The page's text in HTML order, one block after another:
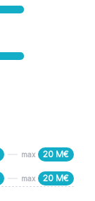
max 20 M€
max 20 M€